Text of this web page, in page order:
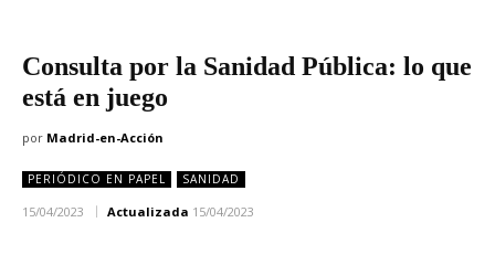
Consulta por la Sanidad Pública: lo que
está en juego
por Madrid-en-Acción
PERIÓDICO EN PAPEL SANIDAD
15/04/2023 Actualizada 15/04/2023